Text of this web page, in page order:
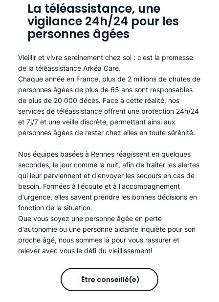
La téléassistance, une
vigilance 24h/24 pour les
personnes âgées
Vieillir et vivre sereinement chez soi : c'est la promesse
de la téléassistance Arkéa Care.
Chaque année en France, plus de 2 millions de chutes de
personnes âgées de plus de 65 ans sont responsables
de plus de 20 000 décès. Face à cette réalité, nos
services de téléassistance offrent une protection 24h/24
et 7j/7 et une veille discrète, permettant ainsi aux
personnes âgées de rester chez elles en toute sérénité.​
Nos équipes basées à Rennes réagissent en quelques
secondes, le jour comme la nuit, afin de traiter les alertes
qui leur parviennent et d'envoyer les secours en cas de
besoin. Formées à l'écoute et à l'accompagnement
d'urgence, elles savent prendre les bonnes décisions en
fonction de la situation.
Que vous soyez une personne âgée en perte
d'autonomie ou une personne aidante inquiète pour son
proche âgé, nous sommes là pour vous rassurer et
relever avec vous le défi du vieillissement!
Être conseillé(e)